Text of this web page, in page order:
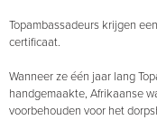
Topambassadeurs krijgen
certificaat.
Wanneer ze één jaar lang
handgemaakte, Afrikaanse
voorbehouden voor het